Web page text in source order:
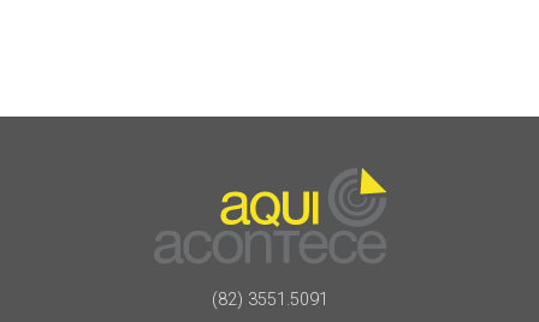
(82) 3551.5091